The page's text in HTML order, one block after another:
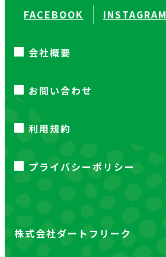
FACEBOOK
INSTAGRAM
会社概要
お問い合わせ
利用規約
プライバシーポリシー
株式会社ダートフリーク